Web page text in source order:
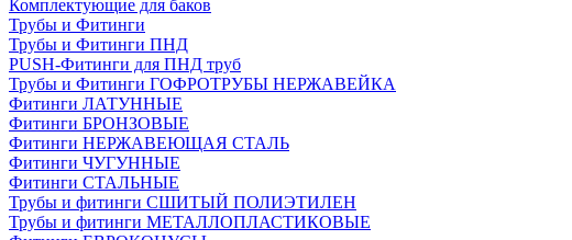
Комплектующие для баков
Трубы и Фитинги
Трубы и Фитинги ПНД
PUSH-Фитинги для ПНД труб
Трубы и Фитинги ГОФРОТРУБЫ НЕРЖАВЕЙКА
Фитинги ЛАТУННЫЕ
Фитинги БРОНЗОВЫЕ
Фитинги НЕРЖАВЕЮЩАЯ СТАЛЬ
Фитинги ЧУГУННЫЕ
Фитинги СТАЛЬНЫЕ
Трубы и фитинги СШИТЫЙ ПОЛИЭТИЛЕН
Трубы и фитинги МЕТАЛЛОПЛАСТИКОВЫЕ